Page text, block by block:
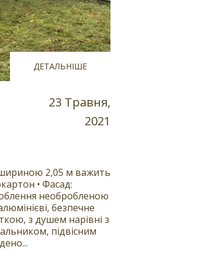
ДЕТАЛЬНІШЕ
23 Травня,
2021
2,05 м важить
• Фасад:
необробленою
безпечне
з душем нарівні з
підвісним